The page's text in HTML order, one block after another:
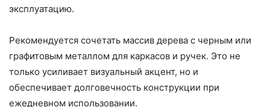
эксплуатацию.
Рекомендуется сочетать массив дерева с черным или
графитовым металлом для каркасов и ручек. Это не
только усиливает визуальный акцент, но и
обеспечивает долговечность конструкции при
ежедневном использовании.